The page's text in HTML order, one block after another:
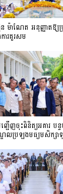
ម៉ាណែត អនុញ្ញាតឱ្យ
ារគួរសម
ើញចុះពិនិត្យអគារ ប
ឌលប្រឡងមធ្យមសិក្ស